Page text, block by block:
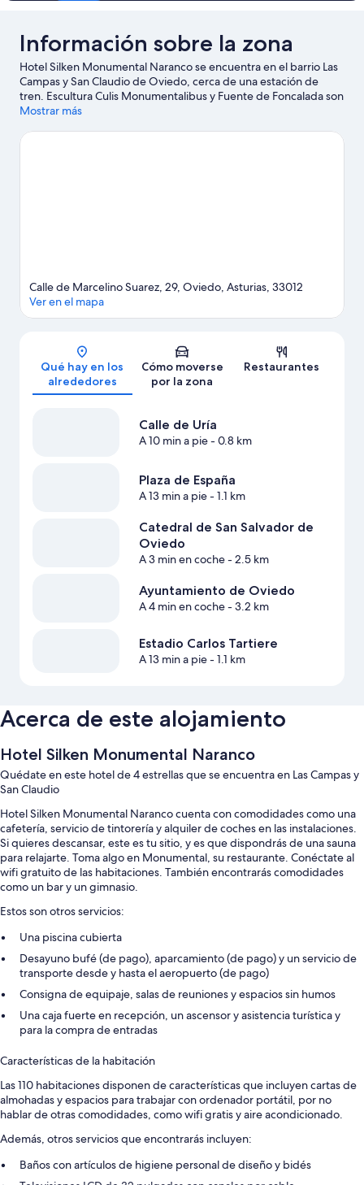
Información sobre la zona
Hotel Silken Monumental Naranco se encuentra en el barrio Las
Campas y San Claudio de Oviedo, cerca de una estación de
tren. Escultura Culis Monumentalibus y Fuente de Foncalada son
algunos de los lugares emblemáticos de la región, cuya belleza
¿Te apetece disfrutar de un evento especial? Puedes consultar
Mostrar más
Mapa
Calle de Marcelino Suarez, 29, Oviedo, Asturias, 33012
Ver en el mapa
Qué hay en los
alrededores
Cómo moverse
por la zona
Restaurantes
Calle de Uría
A 10 min a pie- 0.8 km
Plaza de España
A 13 min a pie- 1.1 km
Catedral de San Salvador de
Oviedo
A 3 min en coche- 2.5 km
Ayuntamiento de Oviedo
A 4 min en coche- 3.2 km
Estadio Carlos Tartiere
A 13 min a pie- 1.1 km
Acerca de este alojamiento
Hotel Silken Monumental Naranco
Quédate en este hotel de 4 estrellas que se encuentra en Las Campas y
San Claudio
Hotel Silken Monumental Naranco cuenta con comodidades como una
cafetería, servicio de tintorería y alquiler de coches en las instalaciones.
Si quieres descansar, este es tu sitio, y es que dispondrás de una sauna
para relajarte. Toma algo en Monumental, su restaurante. Conéctate al
wifi gratuito de las habitaciones. También encontrarás comodidades
como un bar y un gimnasio.
Estos son otros servicios:
Una piscina cubierta
Desayuno bufé (de pago), aparcamiento (de pago) y un servicio de
transporte desde y hasta el aeropuerto (de pago)
Consigna de equipaje, salas de reuniones y espacios sin humos
Una caja fuerte en recepción, un ascensor y asistencia turística y
para la compra de entradas
Características de la habitación
Las 110 habitaciones disponen de características que incluyen cartas de
almohadas y espacios para trabajar con ordenador portátil, por no
hablar de otras comodidades, como wifi gratis y aire acondicionado.
Además, otros servicios que encontrarás incluyen:
Baños con artículos de higiene personal de diseño y bidés